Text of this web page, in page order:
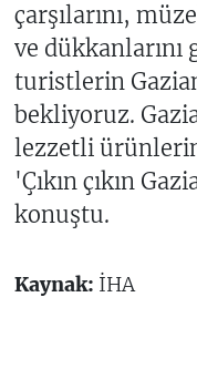
çarşılarını,
ve dükkanlarını
turistlerin
bekliyoruz.
lezzetli
'Çıkın çıkın
konuştu.
Kaynak: İHA